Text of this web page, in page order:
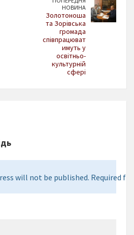
НОВИНА
Золотоноша
та Зорівська
громада
співпрацюват
имуть у
освітньо-
культурній
сфері
will not be published. Required